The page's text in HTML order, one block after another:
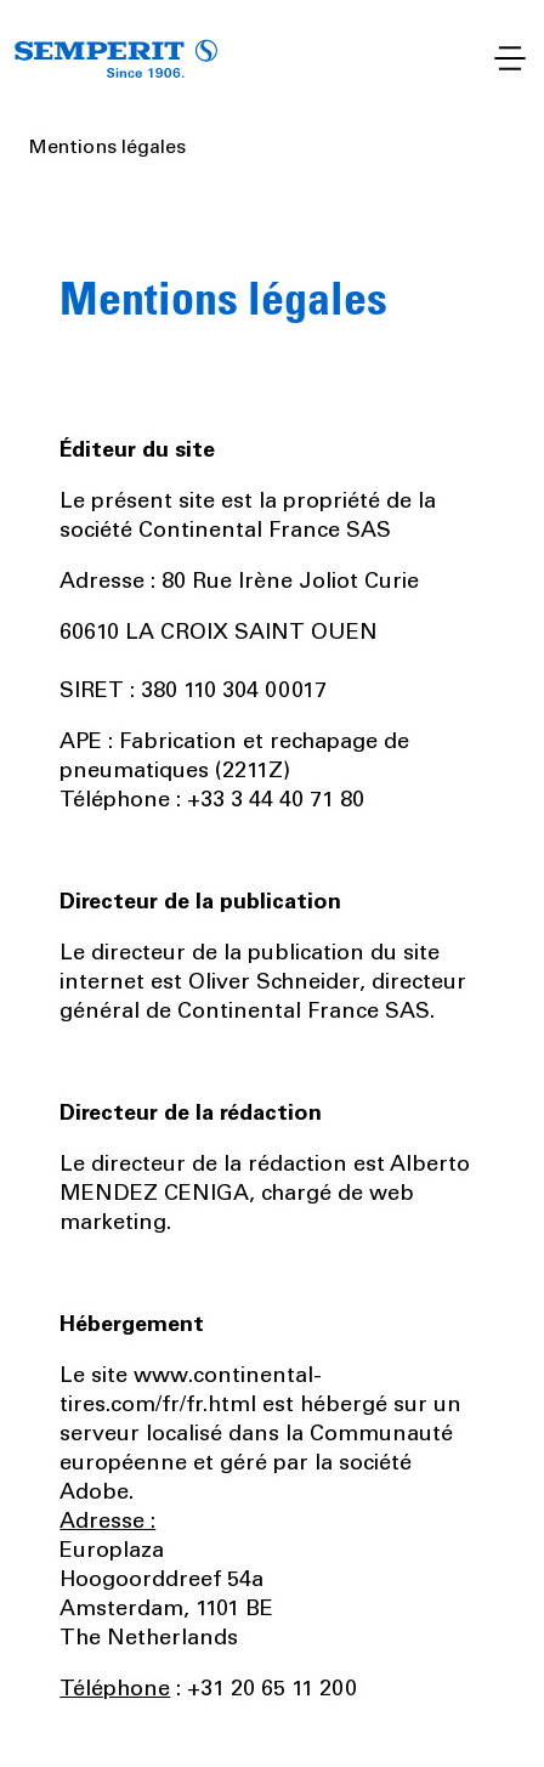
Mentions légales
Mentions légales
Éditeur du site
Le présent site est la propriété de la
société Continental France SAS
Adresse : 80 Rue Irène Joliot Curie
60610 LA CROIX SAINT OUEN
SIRET : 380 110 304 00017
APE : Fabrication et rechapage de
pneumatiques (2211Z)
Téléphone : +33 3 44 40 71 80
Directeur de la publication
Le directeur de la publication du site
internet est Oliver Schneider, directeur
général de Continental France SAS.
Directeur de la rédaction
Le directeur de la rédaction est Alberto
MENDEZ CENIGA, chargé de web
marketing.
Hébergement
Le site www.continental-
tires.com/fr/fr.html est hébergé sur un
serveur localisé dans la Communauté
européenne et géré par la société
Adobe.
Adresse :
Europlaza
Hoogoorddreef 54a
Amsterdam, 1101 BE
The Netherlands
Téléphone : +31 20 65 11 200